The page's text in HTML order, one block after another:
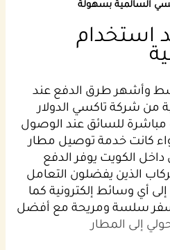
السالمية بسهولة
استخدام
وأشهر طرق الدفع عند
من شركة تاكسي الدولار
مباشرة للسائق عند الوصول
كانت خدمة توصيل مطار
الكويت يوفر الدفع
الذين يفضلون التعامل
أي وسائط إلكترونية كما
سفر سلسة ومريحة مع أفضل
إلى المطار